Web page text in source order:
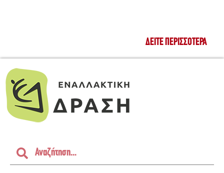
ΔΕΊΤΕ ΠΕΡΙΣΣΌΤΕΡΑ